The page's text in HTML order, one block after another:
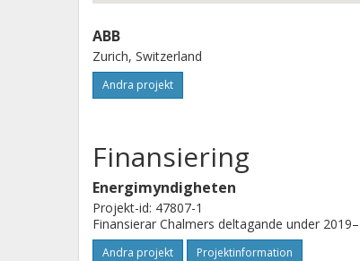
ABB
Zurich, Switzerland
Andra projekt
Finansiering
Energimyndigheten
Projekt-id: 47807-1
Finansierar Chalmers deltagande under
Andra projekt Projektinformation